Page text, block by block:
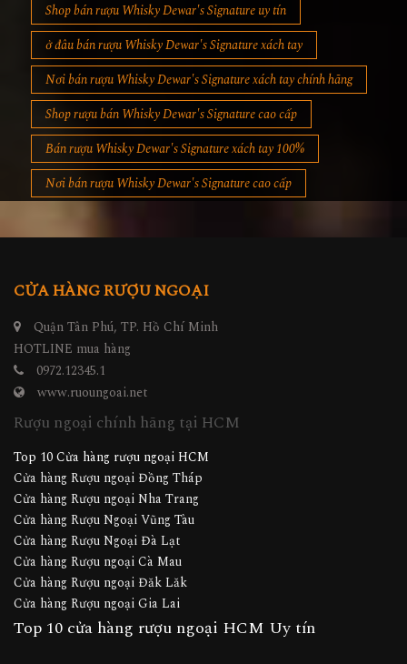
Shop bán rượu Whisky Dewar's Signature uy tín
ở đâu bán rượu Whisky Dewar's Signature xách tay
Nơi bán rượu Whisky Dewar's Signature xách tay chính hãng
Shop rượu bán Whisky Dewar's Signature cao cấp
Bán rượu Whisky Dewar's Signature xách tay 100%
Nơi bán rượu Whisky Dewar's Signature cao cấp
CỬA HÀNG RƯỢU NGOẠI
Quận Tân Phú, TP. Hồ Chí Minh
HOTLINE mua hàng
0972.12345.1
www.ruoungoai.net
Rượu ngoại chính hãng tại HCM
Top 10 Cửa hàng rượu ngoại HCM
Cửa hàng Rượu ngoại Đồng Tháp
Cửa hàng Rượu ngoại Nha Trang
Cửa hàng Rượu Ngoại Vũng Tàu
Cửa hàng Rượu Ngoại Đà Lạt
Cửa hàng Rượu ngoại Cà Mau
Cửa hàng Rượu ngoại Đăk Lăk
Cửa hàng Rượu ngoại Gia Lai
Top 10 cửa hàng rượu ngoại HCM Uy tín